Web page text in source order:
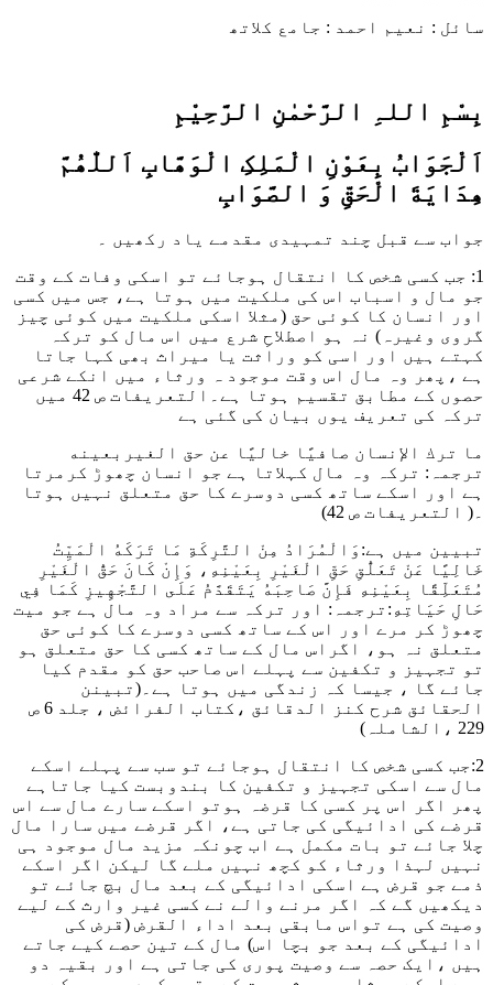
سائل : نعیم احمد : جامع کلاتھ
بِسْمِ اللہِ الرَّحْمٰنِ الرَّحِيْمِ
اَلْجَوَابُ بِعَوْنِ الْمَلِکِ الْوَھَّابِ اَللّٰھُمَّ
ھِدَايَةَ الْحَقِّ وَ الصَّوَابِ
جواب سے قبل چند تمہیدی مقدمے یاد رکھیں ۔
1: جب کسی شخص کا انتقال ہوجائے تو اسکی وفات کے وقت
جو مال و اسباب اس کی ملکیت میں ہوتا ہے، جس میں کسی
اور انسان کا کوئی حق (مثلا اسکی ملکیت میں کوئی چیز
گروی وغیرہ) نہ ہو اصطلاحِ شرع میں اس مال کو ترکہ
کہتے ہیں اور اسی کو وراثت یا میراث بھی کہا جاتا
ہے ،پھر وہ مال اس وقت موجود ہ ورثاء میں انکے شرعی
حصوں کے مطابق تقسیم ہوتا ہے۔التعریفات ص 42 میں
ترکہ کی تعریف یوں بیان کی گئی ہے
ما ترك الإنسان صافيًا خاليًا عن حق الغيربعينه
ترجمہ: ترکہ وہ مال کہلاتا ہے جو انسان چھوڑ کرمرتا
ہے اور اسکے ساتھ کسی دوسرے کا حق متعلق نہیں ہوتا
۔( التعریفات ص 42)
تبیین میں ہے: وَالْمُرَادُ مِنْ التَّرِكَةِ مَا تَرَكَهُ الْمَيِّتُ
خَالِيًا عَنْ تَعَلُّقِ حَقِّ الْغَيْرِ بِعَيْنِهِ، وَإِنْ كَانَ حَقُّ الْغَيْرِ
مُتَعَلِّقًا بِعَيْنِهِ فَإِنَّ صَاحِبَهُ يَتَقَدَّمُ عَلَى التَّجْهِيزِ كَمَا فِي
حَالِ حَيَاتِهِ: ترجمہ: اور ترکہ سے مراد وہ مال ہے جو میت
چھوڑ کر مرے اور اس کے ساتھ کسی دوسرے کا کوئی حق
متعلق نہ ہو، اگراس مال کے ساتھ کسی کا حق متعلق ہو
تو تجہیز و تکفین سے پہلے اس صاحب حق کو مقدم کیا
جائے گا ، جیسا کہ زندگی میں ہوتا ہے۔(تبینن
الحقائق شرح کنز الدقائق ،کتاب الفرائض ، جلد 6 ص
229 ،الشاملہ)
2:جب کسی شخص کا انتقال ہوجائے تو سب سے پہلے اسکے
مال سے اسکی تجہیز و تکفین کا بندوبست کیا جاتاہے
پھر اگر اس پر کسی کا قرضہ ہوتو اسکے سارے مال سے اس
قرضے کی ادائیگی کی جاتی ہے، اگر قرضے میں سارا مال
چلا جائے تو بات مکمل ہے اب چونکہ مزید مال موجود ہی
نہیں لہذا ورثاء کو کچھ نہیں ملے گا لیکن اگر اسکے
ذمے جو قرض ہے اسکی ادائیگی کے بعد مال بچ جائے تو
دیکھیں گے کہ اگر مرنے والے نے کسی غیر وارث کے لیے
وصیت کی ہے تواس مابقی بعد اداء القرض (قرض کی
ادائیگی کے بعد جو بچا اس) مال کے تین حصے کیے جاتے
ہیں ،ایک حصہ سے وصیت پوری کی جاتی ہے اور بقیہ دو